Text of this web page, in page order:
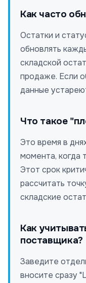
Как часто
Остатки и
обновлять
складской
продаже. Если
данные
Что такое
Это время в
момента, когда
Этот срок
рассчитать
складские
Как
поставщика?
Заведите
вносите сразу